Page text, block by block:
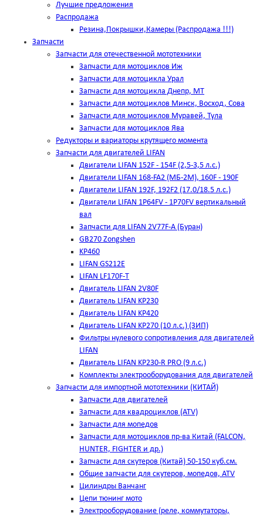
Лучшие предложения
Распродажа
Резина,Покрышки,Камеры (Распродажа !!!)
Запчасти
Запчасти для отечественной мототехники
Запчасти для мотоциклов Иж
Запчасти для мотоцикла Урал
Запчасти для мотоцикла Днепр, МТ
Запчасти для мотоциклов Минск, Восход, Сова
Запчасти для мотоциклов Муравей, Тула
Запчасти для мотоциклов Ява
Редукторы и вариаторы крутящего момента
Запчасти для двигателей LIFAN
Двигатели LIFAN 152F - 154F (2,5-3,5 л.с.)
Двигатели LIFAN 168-FA2 (МБ-2М), 160F - 190F
Двигатели LIFAN 192F, 192F2 (17.0/18.5 л.с.)
Двигатели LIFAN 1Р64FV - 1Р70FV вертикальный
вал
Запчасти для LIFAN 2V77F-A (Буран)
GB270 Zongshen
KP460
LIFAN GS212E
LIFAN LF170F-T
Двигатель LIFAN 2V80F
Двигатель LIFAN KP230
Двигатель LIFAN KP420
Двигатель LIFAN KP270 (10 л.с.) (ЗИП)
Фильтры нулевого сопротивления для двигателей
LIFAN
Двигатель LIFAN KP230-R PRO (9 л.с.)
Комплекты электрооборудования для двигателей
Запчасти для импортной мототехники (КИТАЙ)
Запчасти для двигателей
Запчасти для квадроциклов (ATV)
Запчасти для мопедов
Запчасти для мотоциклов пр-ва Китай (FALCON,
HUNTER, FIGHTER и др.)
Запчасти для скутеров (Китай) 50-150 куб.см.
Общие запчасти для скутеров, мопедов, ATV
Цилиндры Ванчанг
Цепи тюнинг мото
Электрооборудование (реле, коммутаторы,